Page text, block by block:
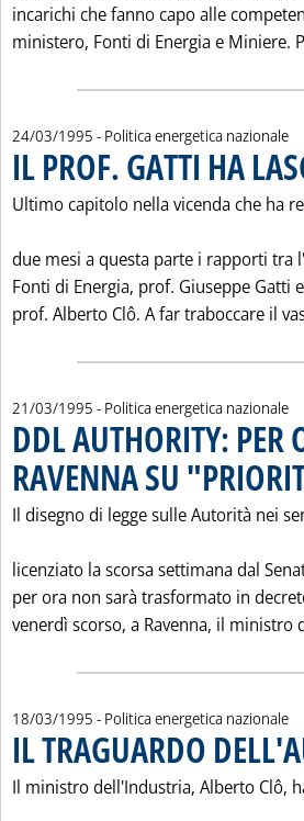
incarichi che fanno capo alle
ministero, Fonti di Energia e Miniere.
24/03/1995 - Politica energetica nazionale
IL PROF. GATTI HA
Ultimo capitolo nella vicenda che ha
due mesi a questa parte i rapporti tra
Fonti di Energia, prof. Giuseppe Gatti
prof. Alberto Clô. A far traboccare il
21/03/1995 - Politica energetica nazionale
DDL AUTHORITY: PER
RAVENNA SU
Il disegno di legge sulle Autorità nei
licenziato la scorsa settimana dal
per ora non sarà trasformato in
venerdì scorso, a Ravenna, il ministro
18/03/1995 - Politica energetica nazionale
IL TRAGUARDO
Il ministro dell'Industria, Alberto Clô,